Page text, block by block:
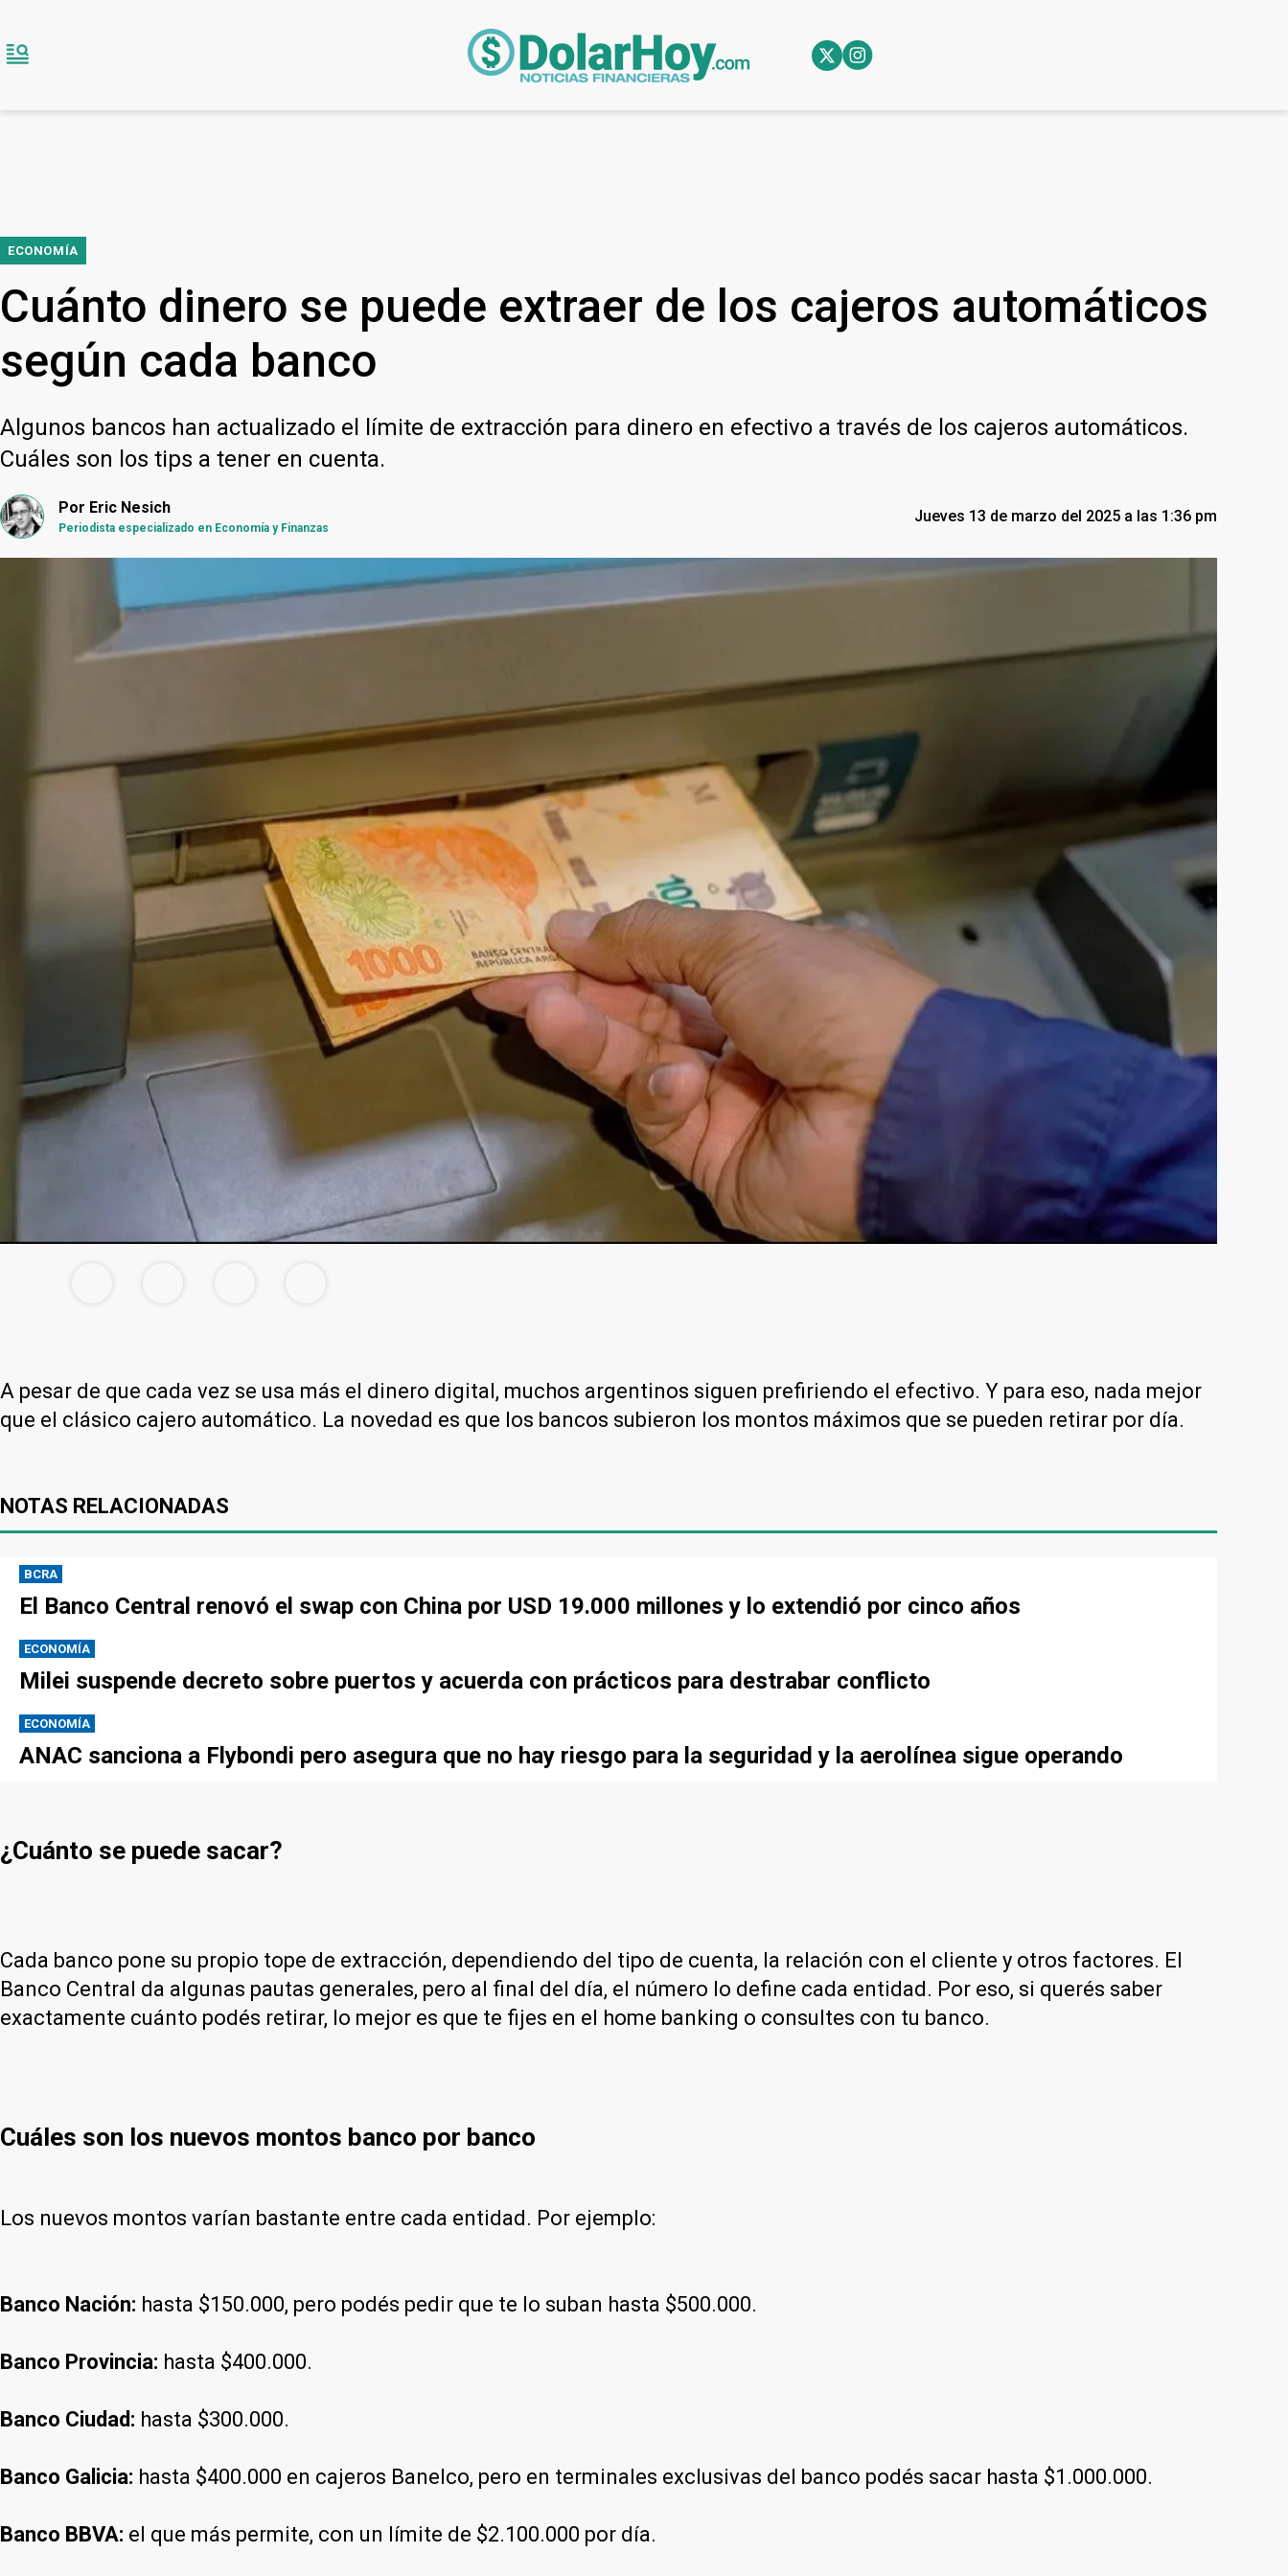
ECONOMÍA
Cuánto dinero se puede extraer de los cajeros automáticos
según cada banco
Algunos bancos han actualizado el límite de extracción para dinero en efectivo a través de los cajeros automáticos.
Cuáles son los tips a tener en cuenta.
Por Eric Nesich
Periodista especializado en Economía y Finanzas
Jueves 13 de marzo del 2025 a las 1:36 pm
A pesar de que cada vez se usa más el dinero digital, muchos argentinos siguen prefiriendo el efectivo. Y para eso, nada mejor
que el clásico cajero automático. La novedad es que los bancos subieron los montos máximos que se pueden retirar por día.
NOTAS RELACIONADAS
BCRA
El Banco Central renovó el swap con China por USD 19.000 millones y lo extendió por cinco años
ECONOMÍA
Milei suspende decreto sobre puertos y acuerda con prácticos para destrabar conflicto
ECONOMÍA
ANAC sanciona a Flybondi pero asegura que no hay riesgo para la seguridad y la aerolínea sigue operando
¿Cuánto se puede sacar?
Cada banco pone su propio tope de extracción, dependiendo del tipo de cuenta, la relación con el cliente y otros factores. El
Banco Central da algunas pautas generales, pero al final del día, el número lo define cada entidad. Por eso, si querés saber
exactamente cuánto podés retirar, lo mejor es que te fijes en el home banking o consultes con tu banco.
Cuáles son los nuevos montos banco por banco
Los nuevos montos varían bastante entre cada entidad. Por ejemplo:
Banco Nación: hasta $150.000, pero podés pedir que te lo suban hasta $500.000.
Banco Provincia: hasta $400.000.
Banco Ciudad: hasta $300.000.
Banco Galicia: hasta $400.000 en cajeros Banelco, pero en terminales exclusivas del banco podés sacar hasta $1.000.000.
Banco BBVA: el que más permite, con un límite de $2.100.000 por día.